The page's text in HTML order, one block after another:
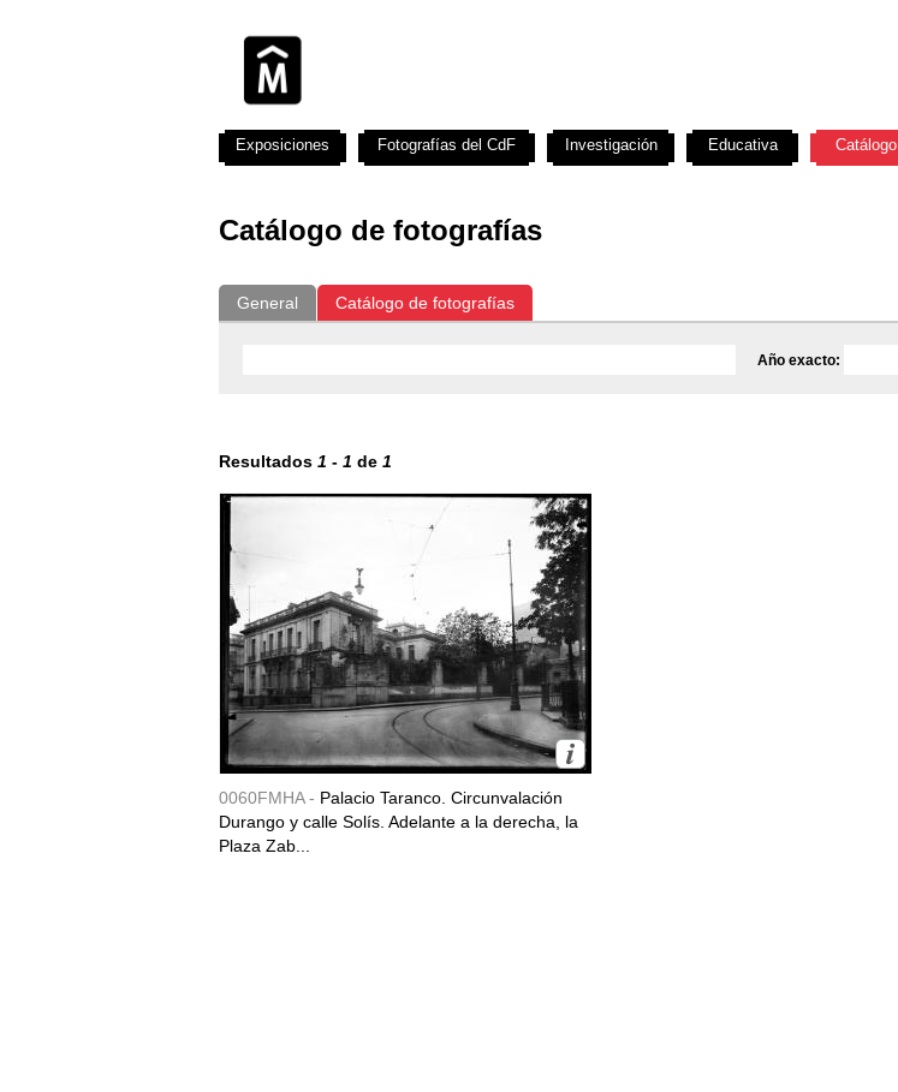
Catálogo de fotografías
General Catálogo de fotografías
Año exacto:
Resultados 1 - 1 de 1
0060FMHA - Palacio Taranco. Circunvalación
Durango y calle Solís. Adelante a la derecha, la
Plaza Zab...
Exposiciones Fotografías del CdF Investigación Educativa Catálogo